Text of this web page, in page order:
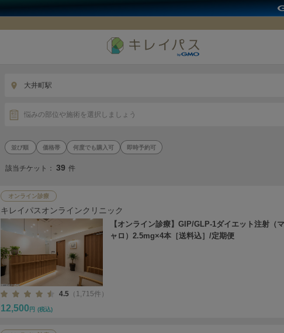
大井町駅
悩みの部位や施術を選択しましょう
価格帯 何度でも購入可 即時予約可
該当チケット：39 件
オンライン診療
キレイパスオンラインクリニック
【オンライン診療】GIP/GLP-1ダイエット注射（
ャロ）2.5mg×4本［送料込］/定期便
4.5 （1,715件）
12,500 円 (税込)